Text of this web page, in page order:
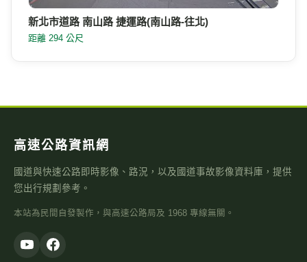
新北市道路 南山路 捷運路(南山路-往北)
距離 294 公尺
高速公路資訊網
國道與快速公路即時影像、路況，以及國道事故影像資料庫，提供
您出行規劃參考。
本站為民間自發製作，與高速公路局及 1968 專線無關。